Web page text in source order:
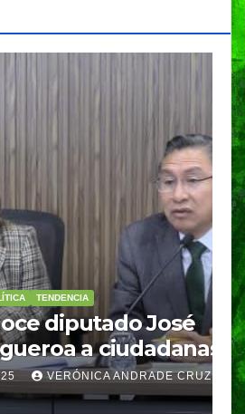
José
a ciudadanas y
que
a generar y
VERÓNICA ANDRADE CRUZ